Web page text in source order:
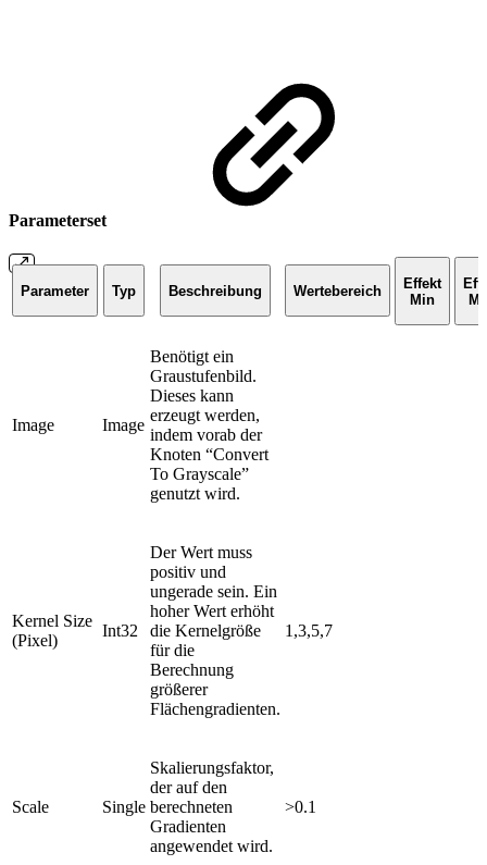
Parameterset
Parameter Typ Beschreibung Wertebereich
Effekt
Min
Image Image
Benötigt ein
Graustufenbild.
Dieses kann
erzeugt werden,
indem vorab der
Knoten “Convert
To Grayscale”
genutzt wird.
Kernel Size
(Pixel)
Int32
Der Wert muss
positiv und
ungerade sein. Ein
hoher Wert erhöht
die Kernelgröße
für die
Berechnung
größerer
Flächengradienten.
1,3,5,7
Scale Single
Skalierungsfaktor,
der auf den
berechneten
Gradienten
angewendet wird.
>0.1